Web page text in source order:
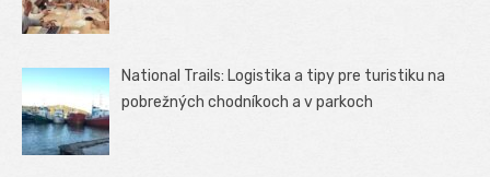
National Trails: Logistika a tipy pre turistiku na
pobrežných chodníkoch a v parkoch